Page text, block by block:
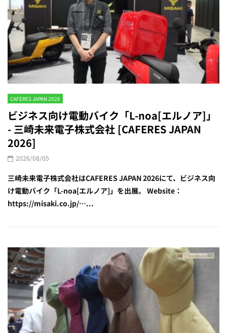
CAFERES JAPAN 2026
ビジネス向け電動バイク「L-noa[エルノア]」
- 三崎未来電子株式会社 [CAFERES JAPAN
2026]
2026/08/05
三崎未来電子株式会社はCAFERES JAPAN 2026にて、ビジネス向
け電動バイク「L-noa[エルノア]」を出展。 Website：
https://misaki.co.jp/…...